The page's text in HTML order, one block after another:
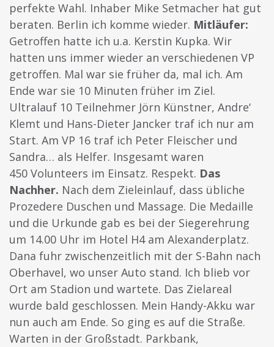
perfekte Wahl. Inhaber Mike Setmacher hat gut
beraten. Berlin ich komme wieder. Mitläufer:
Getroffen hatte ich u.a. Kerstin Kupka. Wir
hatten uns immer wieder an verschiedenen VP
getroffen. Mal war sie früher da, mal ich. Am
Ende war sie 10 Minuten früher im Ziel.
Ultralauf 10 Teilnehmer Jörn Künstner, Andre‘
Klemt und Hans-Dieter Jancker traf ich nur am
Start. Am VP 16 traf ich Peter Fleischer und
Sandra… als Helfer. Insgesamt waren
450 Volunteers im Einsatz. Respekt. Das
Nachher. Nach dem Zieleinlauf, dass übliche
Prozedere Duschen und Massage. Die Medaille
und die Urkunde gab es bei der Siegerehrung
um 14.00 Uhr im Hotel H4 am Alexanderplatz.
Dana fuhr zwischenzeitlich mit der S-Bahn nach
Oberhavel, wo unser Auto stand. Ich blieb vor
Ort am Stadion und wartete. Das Zielareal
wurde bald geschlossen. Mein Handy-Akku war
nun auch am Ende. So ging es auf die Straße.
Warten in der Großstadt. Parkbank,